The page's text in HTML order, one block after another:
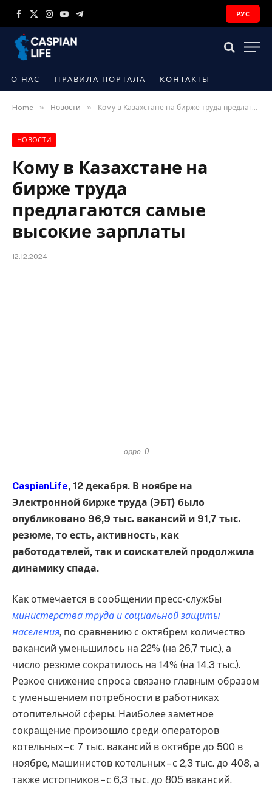
Facebook
X
Instagram
YouTubeTelegram
РУС
О НАС ПРАВИЛА ПОРТАЛА КОНТАКТЫ
Home » Новости » Кому в Казахстане на бирже труда предлагаются самые высокие зарплаты
НОВОСТИ
Кому в Казахстане на
бирже труда
предлагаются самые
высокие зарплаты
12.12.2024
oppo_0
CaspianLife, 12 декабря. В ноябре на
Электронной бирже труда (ЭБТ) было
опубликовано 96,9 тыс. вакансий и 91,7 тыс.
резюме, то есть, активность, как
работодателей, так и соискателей продолжила
динамику спада.
Как отмечается в сообщении пресс-службы
министерства труда и социальной защиты
населения, по сравнению с октябрем количество
вакансий уменьшилось на 22% (на 26,7 тыс.), а
число резюме сократилось на 14% (на 14,3 тыс.).
Резкое снижение спроса связано главным образом
с уменьшением потребности в работниках
отопительной сферы. Наиболее заметное
сокращение произошло среди операторов
котельных – с 7 тыс. вакансий в октябре до 500 в
ноябре, машинистов котельных – с 2,3 тыс. до 408, а
также истопников – с 6,3 тыс. до 805 вакансий.